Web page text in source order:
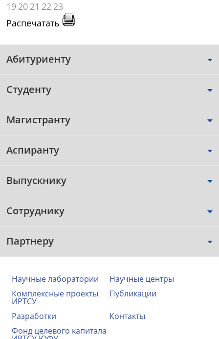
19 20 21 22 23
Распечатать
Абитуриенту
Студенту
Магистранту
Аспиранту
Выпускнику
Сотруднику
Партнеру
Научные лаборатории
Научные центры
Комплексные проекты
ИРТСУ
Публикации
Разработки
Контакты
Фонд целевого капитала